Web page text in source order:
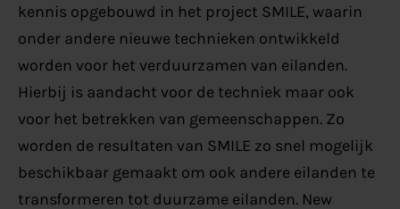
kennis opgebouwd in het project SMILE, waarin
onder andere nieuwe technieken ontwikkeld
worden voor het verduurzamen van eilanden.
Hierbij is aandacht voor de techniek maar ook
voor het betrekken van gemeenschappen. Zo
worden de resultaten van SMILE zo snel mogelijk
beschikbaar gemaakt om ook andere eilanden te
transformeren tot duurzame eilanden. New